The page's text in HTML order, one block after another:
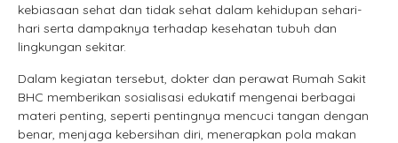
kebiasaan sehat dan tidak sehat dalam kehidupan sehari-
hari serta dampaknya terhadap kesehatan tubuh dan
lingkungan sekitar.
Dalam kegiatan tersebut, dokter dan perawat Rumah Sakit
BHC memberikan sosialisasi edukatif mengenai berbagai
materi penting, seperti pentingnya mencuci tangan dengan
benar, menjaga kebersihan diri, menerapkan pola makan